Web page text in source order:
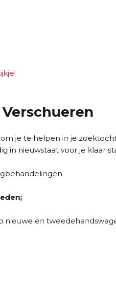
Verschueren
je te helpen in je
in nieuwstaat voor je klaar
nieuwe en